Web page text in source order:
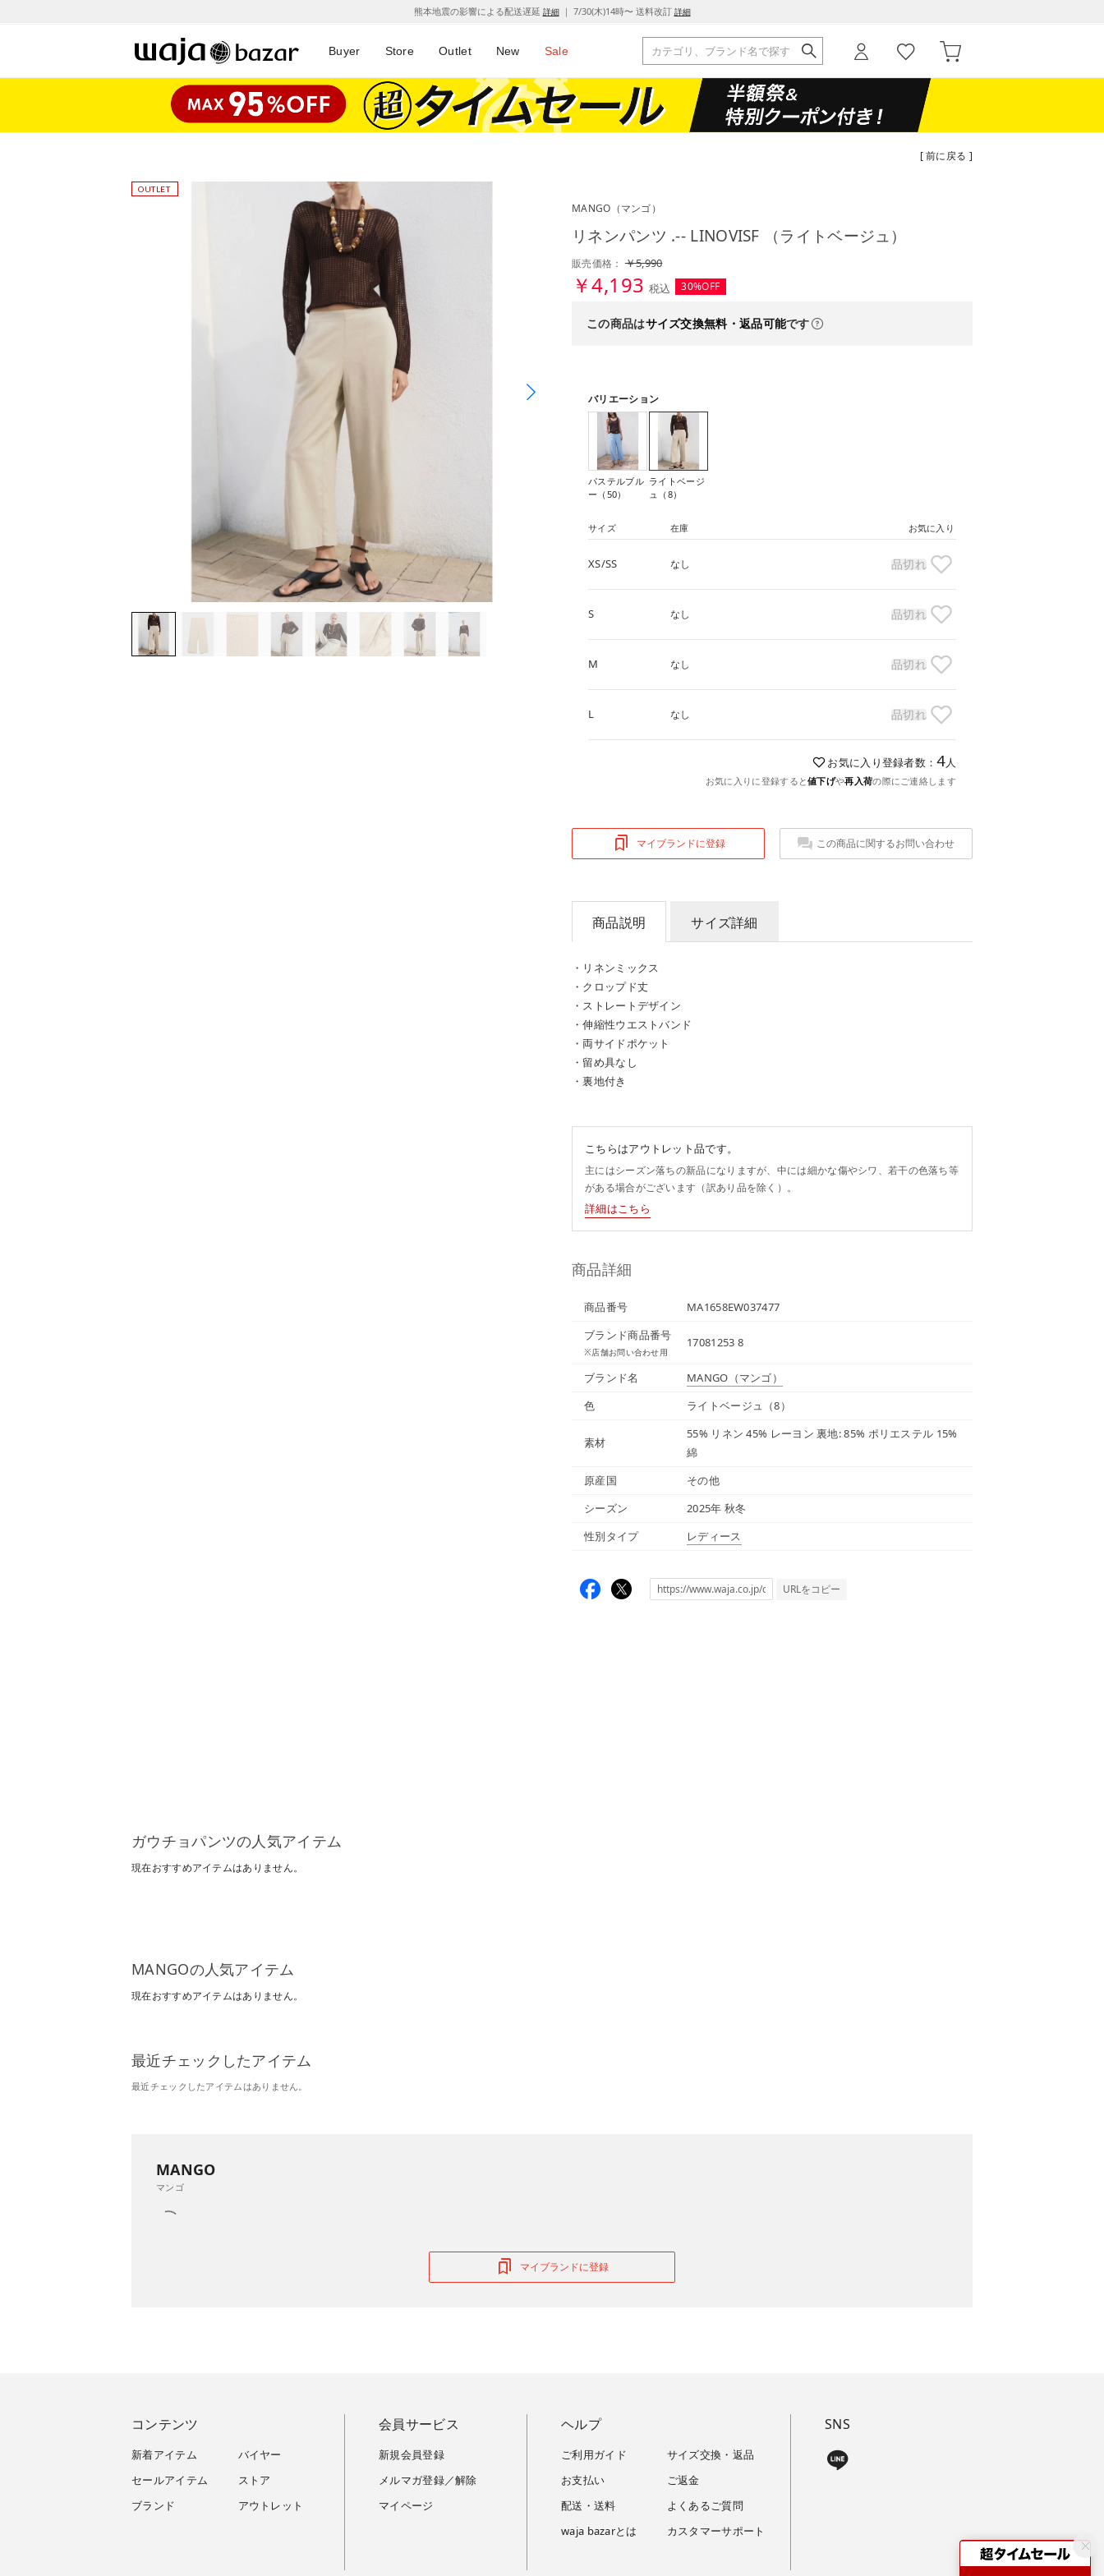
熊本地震の影響による配送遅延 詳細｜ 7/30(木)14時〜 送料改訂 詳細
Buyer Store Outlet New Sale
[ 前に戻る ]
MANGO （マンゴ）
リネンパンツ .-- LINOVISF （ライトベージュ）
販売価格：￥5,990
￥4,193 税込 30%OFF
この商品はサイズ交換無料・返品可能です
バリエーション
パステルブル
ー（50）
ライトベージ
ュ（8）
サイズ 在庫 お気に入り
XS/SS なし 品切れ
S なし 品切れ
M なし 品切れ
L なし 品切れ
お気に入り登録者数：4人
お気に入りに登録すると値下げや再入荷の際にご連絡します
マイブランドに登録 この商品に関するお問い合わせ
商品説明 サイズ詳細
・リネンミックス
・クロップド丈
・ストレートデザイン
・伸縮性ウエストバンド
・両サイドポケット
・留め具なし
・裏地付き
こちらはアウトレット品です。
主にはシーズン落ちの新品になりますが、中には細かな傷やシワ、若干の色落ち等
がある場合がございます（訳あり品を除く）。
詳細はこちら
商品詳細
商品番号
MA1658EW037477
ブランド商品番号
※店舗お問い合わせ用
17081253 8
ブランド名 MANGO （マンゴ）
色
ライトベージュ（8）
素材
55% リネン 45% レーヨン 裏地: 85% ポリエステル 15%
綿
原産国
その他
シーズン
2025年 秋冬
性別タイプ
レディース
URLをコピー
ガウチョパンツの人気アイテム
現在おすすめアイテムはありません。
MANGOの人気アイテム
現在おすすめアイテムはありません。
最近チェックしたアイテム
最近チェックしたアイテムはありません。
MANGO
マンゴ
マイブランドに登録
コンテンツ
新着アイテム
セールアイテム
ブランド
バイヤー
ストア
アウトレット
会員サービス
新規会員登録
メルマガ登録／解除
マイページ
ヘルプ
ご利用ガイド
お支払い
配送・送料
waja bazarとは
サイズ交換・返品
ご返金
よくあるご質問
カスタマーサポート
SNS